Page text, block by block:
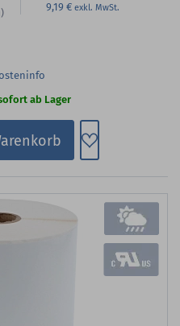
9,19 €
ab Lager
Zum